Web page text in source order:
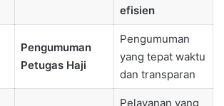
efisien
Pengumuman
Petugas Haji
Pengumuman
yang tepat waktu
dan transparan
Pelayanan yang